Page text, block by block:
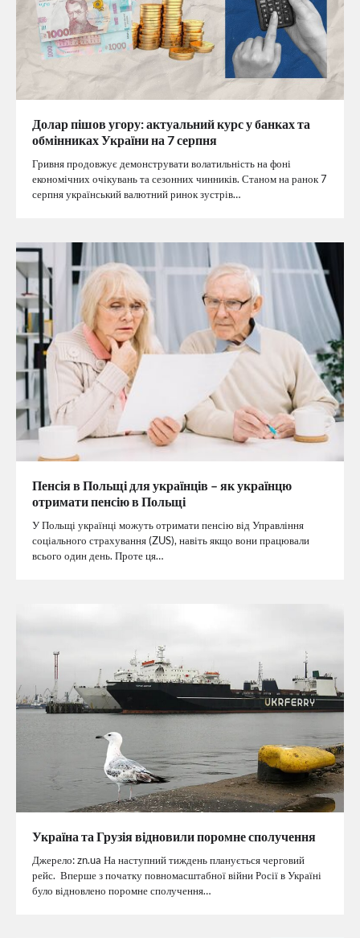
Долар пішов угору: актуальний курс у банках та
обмінниках України на 7 серпня
Гривня продовжує демонструвати волатильність на фоні
економічних очікувань та сезонних чинників. Станом на ранок 7
серпня український валютний ринок зустрів…
Пенсія в Польщі для українців – як українцю
отримати пенсію в Польщі
У Польщі українці можуть отримати пенсію від Управління
соціального страхування (ZUS), навіть якщо вони працювали
всього один день. Проте ця…
Україна та Грузія відновили поромне сполучення
Джерело: zn.ua На наступний тиждень планується черговий
рейс. Вперше з початку повномасштабної війни Росії в Україні
було відновлено поромне сполучення…